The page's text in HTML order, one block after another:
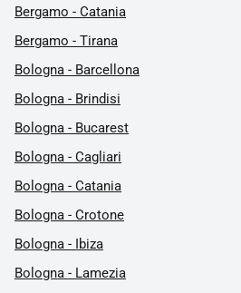
Bergamo - Catania
Bergamo - Tirana
Bologna - Barcellona
Bologna - Brindisi
Bologna - Bucarest
Bologna - Cagliari
Bologna - Catania
Bologna - Crotone
Bologna - Ibiza
Bologna - Lamezia